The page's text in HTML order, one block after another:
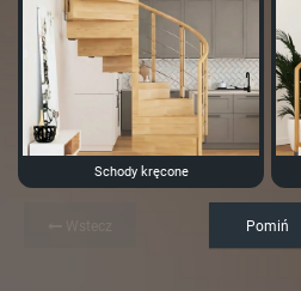
Schody kręcone
Pomiń